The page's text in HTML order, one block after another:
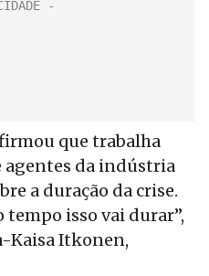
que trabalha
agentes da indústria
a duração da crise.
isso vai durar”,
Kaisa Itkonen,